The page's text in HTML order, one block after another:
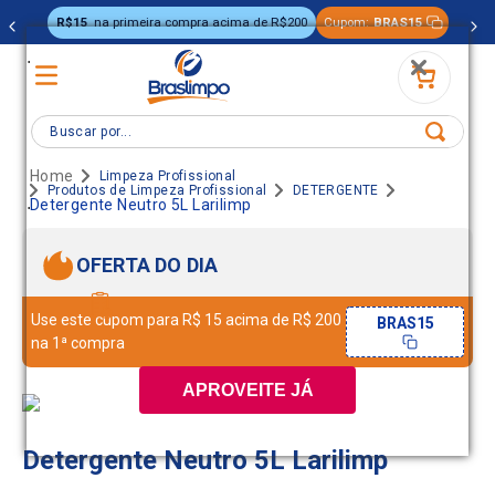
.
.
APROVEITE JÁ
R$15 na primeira compra acima de R$200 Cupom: BRAS15
Buscar por...
Limpeza Profissional
Produtos de Limpeza Profissional
DETERGENTE
Detergente Neutro 5L Larilimp
OFERTA DO DIA
Use este cupom para R$ 15 acima de R$ 200
na 1ª compra
BRAS15
Detergente Neutro 5L Larilimp